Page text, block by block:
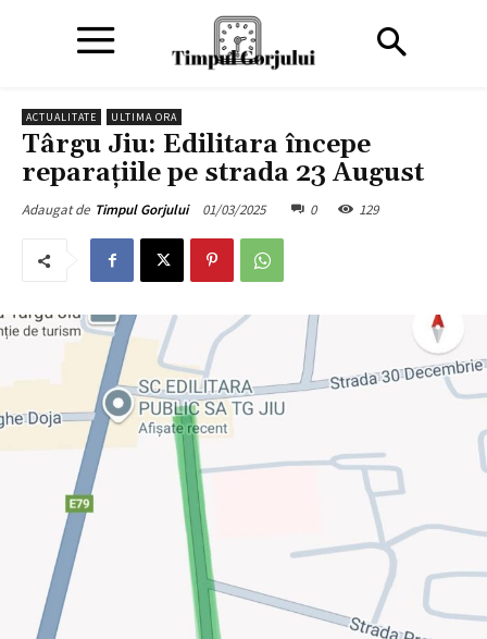
ACTUALITATE ULTIMA ORA
Târgu Jiu: Edilitara începe
reparațiile pe strada 23 August
Adaugat de Timpul Gorjului 01/03/2025 0 129